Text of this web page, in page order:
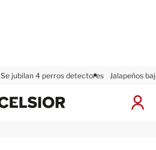
Se jubilan 4 perros detectores Jalapeños
I
x